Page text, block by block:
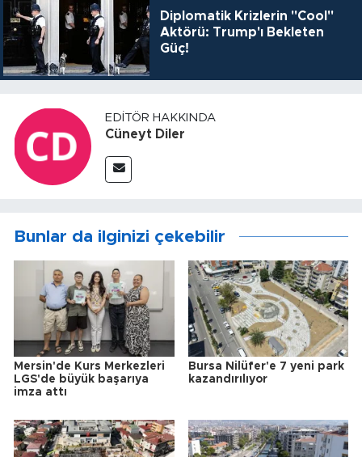
Diplomatik Krizlerin "Cool"
Aktörü: Trump'ı Bekleten
Güç!
EDITÖR HAKKINDA
Cüneyt Diler
Bunlar da ilginizi çekebilir
Mersin'de Kurs Merkezleri
LGS'de büyük başarıya
imza attı
Bursa Nilüfer'e 7 yeni park
kazandırılıyor